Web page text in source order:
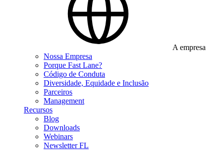
A empresa
Nossa Empresa
Porque Fast Lane?
Código de Conduta
Diversidade, Equidade e Inclusão
Parceiros
Management
Recursos
Blog
Downloads
Webinars
Newsletter FL